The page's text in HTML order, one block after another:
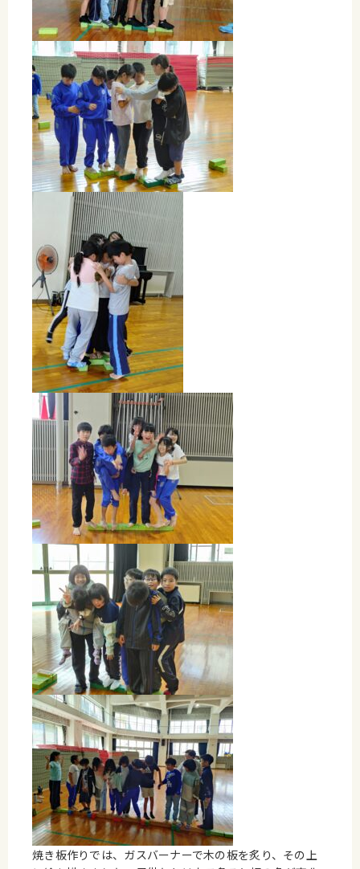
焼き板作りでは、ガスバーナーで木の板を炙り、その上